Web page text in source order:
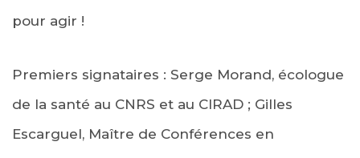
pour agir !
Premiers signataires : Serge Morand, écologue
de la santé au CNRS et au CIRAD ; Gilles
Escarguel, Maître de Conférences en